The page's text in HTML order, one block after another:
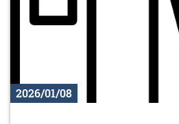
2026/01/08